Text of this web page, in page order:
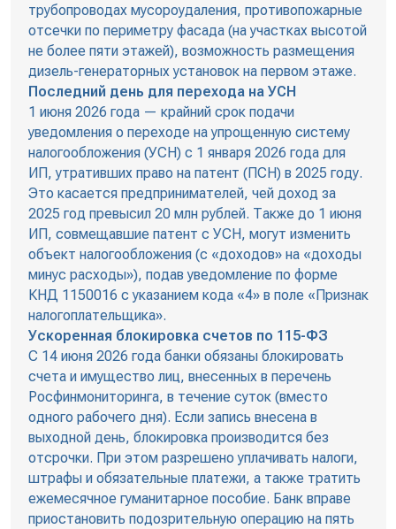
трубопроводах мусороудаления, противопожарные
отсечки по периметру фасада (на участках высотой
не более пяти этажей), возможность размещения
дизель-генераторных установок на первом этаже.
Последний день для перехода на УСН
1 июня 2026 года — крайний срок подачи
уведомления о переходе на упрощенную систему
налогообложения (УСН) с 1 января 2026 года для
ИП, утративших право на патент (ПСН) в 2025 году.
Это касается предпринимателей, чей доход за
2025 год превысил 20 млн рублей. Также до 1 июня
ИП, совмещавшие патент с УСН, могут изменить
объект налогообложения (с «доходов» на «доходы
минус расходы»), подав уведомление по форме
КНД 1150016 с указанием кода «4» в поле «Признак
налогоплательщика».
Ускоренная блокировка счетов по 115-ФЗ
С 14 июня 2026 года банки обязаны блокировать
счета и имущество лиц, внесенных в перечень
Росфинмониторинга, в течение суток (вместо
одного рабочего дня). Если запись внесена в
выходной день, блокировка производится без
отсрочки. При этом разрешено уплачивать налоги,
штрафы и обязательные платежи, а также тратить
ежемесячное гуманитарное пособие. Банк вправе
приостановить подозрительную операцию на пять